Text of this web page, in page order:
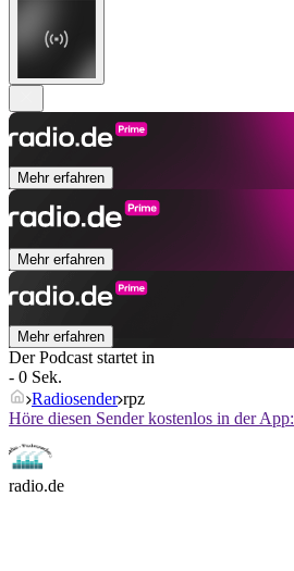
Mehr erfahren
Mehr erfahren
Mehr erfahren
Der Podcast startet in
- 0 Sek.
Radiosender rpz
Höre diesen Sender kostenlos in der App:
radio.de